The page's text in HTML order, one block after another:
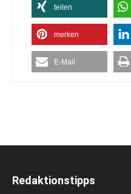
teilen
merken
E-Mail
Redaktionstipps